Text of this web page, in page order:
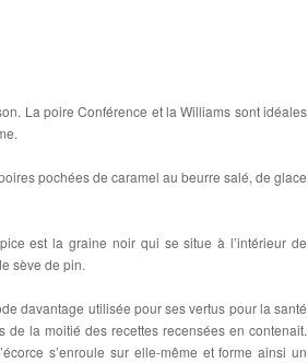
La poire Conférence et la Williams sont idéales
pochées de caramel au beurre salé, de glace
est la graine noir qui se situe à l’intérieur de
sève de pin.
davantage utilisée pour ses vertus pour la santé
la moitié des recettes recensées en contenait.
s’enroule sur elle-même et forme ainsi un